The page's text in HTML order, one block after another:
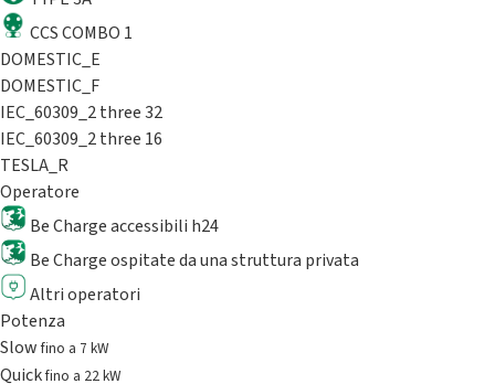
CCS COMBO 1
DOMESTIC_E
DOMESTIC_F
IEC_60309_2 three 32
IEC_60309_2 three 16
TESLA_R
Operatore
Be Charge accessibili h24
Be Charge ospitate da una struttura privata
Altri operatori
Potenza
Slowfino a 7 kW
Quickfino a 22 kW